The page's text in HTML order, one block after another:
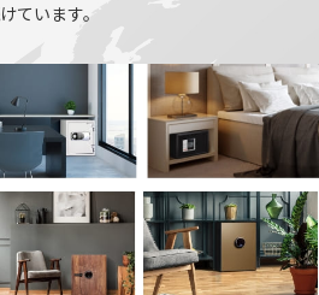
ています。